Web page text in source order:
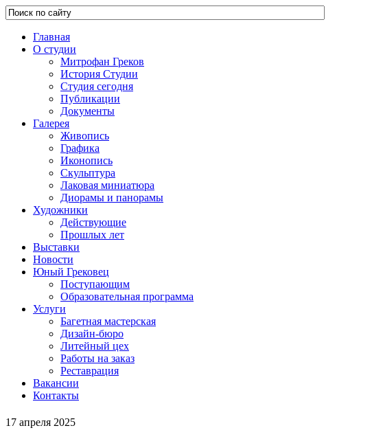
Главная
О студии
Митрофан Греков
История Студии
Студия сегодня
Публикации
Документы
Галерея
Живопись
Графика
Иконопись
Скульптура
Лаковая миниатюра
Диорамы и панорамы
Художники
Действующие
Прошлых лет
Выставки
Новости
Юный Грековец
Поступающим
Образовательная программа
Услуги
Багетная мастерская
Дизайн-бюро
Литейный цех
Работы на заказ
Реставрация
Вакансии
Контакты
17 апреля 2025